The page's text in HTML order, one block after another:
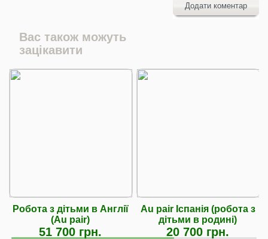
Додати коментар
Вас також можуть
зацікавити
Робота з дітьми в Англії
(Au pair)
51 700 грн.
Au pair Іспанія (робота з
дітьми в родині)
20 700 грн.